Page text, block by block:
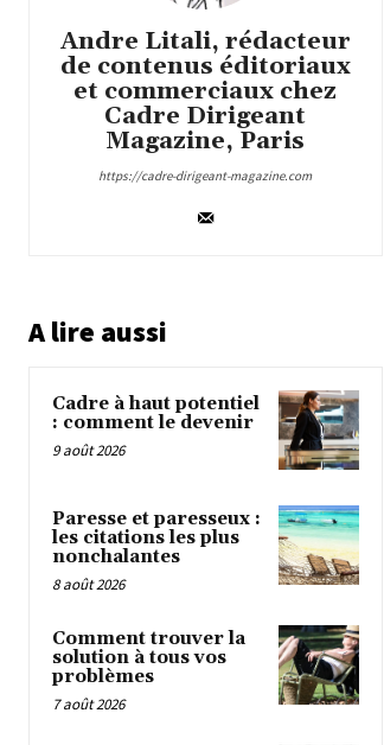
Andre Litali, rédacteur
de contenus éditoriaux
et commerciaux chez
Cadre Dirigeant
Magazine, Paris
https://cadre-dirigeant-magazine.com
A lire aussi
Cadre à haut potentiel
: comment le devenir
9 août 2026
Paresse et paresseux :
les citations les plus
nonchalantes
8 août 2026
Comment trouver la
solution à tous vos
problèmes
7 août 2026